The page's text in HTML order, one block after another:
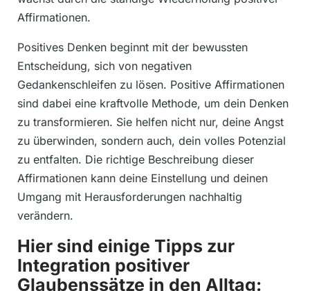
Affirmationen.
Positives Denken beginnt mit der bewussten
Entscheidung, sich von negativen
Gedankenschleifen zu lösen. Positive Affirmationen
sind dabei eine kraftvolle Methode, um dein Denken
zu transformieren. Sie helfen nicht nur, deine Angst
zu überwinden, sondern auch, dein volles Potenzial
zu entfalten. Die richtige Beschreibung dieser
Affirmationen kann deine Einstellung und deinen
Umgang mit Herausforderungen nachhaltig
verändern.
Hier sind einige Tipps zur
Integration positiver
Glaubenssätze in den Alltag: